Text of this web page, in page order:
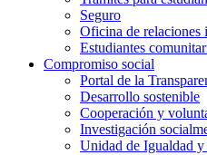
Seguro
Oficina de relaciones
Estudiantes
Compromiso social
Portal de la
Desarrollo sostenible
Cooperación y
Investigación
Unidad de Igualdad